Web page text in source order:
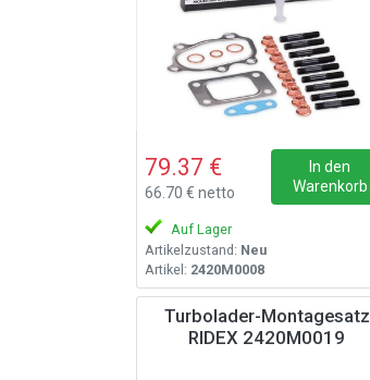
79.37 €
66.70 € netto
In den
Warenkorb
Auf Lager
Artikelzustand: Neu
Artikel: 2420M0008
Turbolader-Montagesatz
RIDEX 2420M0019